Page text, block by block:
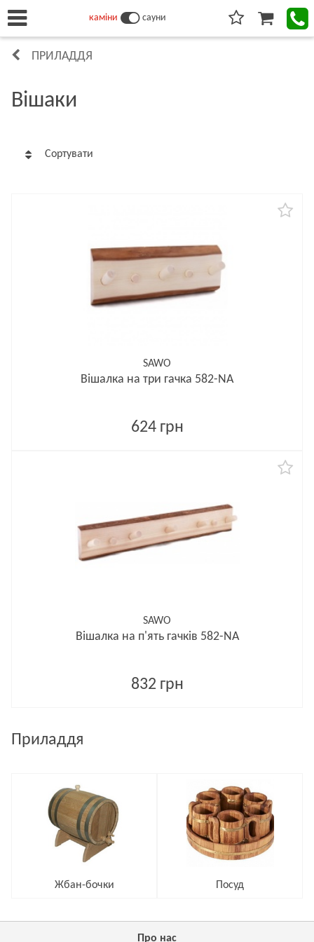
каміни сауни
ПРИЛАДДЯ
Вішаки
Сортувати
SAWO
Вішалка на три гачка 582-NA
624 грн
SAWO
Вішалка на п'ять гачків 582-NA
832 грн
Приладдя
Жбан-бочки Посуд
Про нас